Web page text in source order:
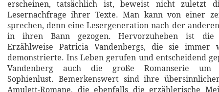
erscheinen, tatsächlich ist, beweist nicht zuletzt
Lesernachfrage ihrer Texte. Man kann von einer
sprechen, denn eine Lesergeneration nach der
in ihren Bann gezogen. Hervorzuheben ist die
Erzählweise Patricia Vandenbergs, die sie immer
demonstrierte. Ins Leben gerufen und entscheidend
Vandenberg auch die große Romanserie um
Sophienlust. Bemerkenswert sind ihre